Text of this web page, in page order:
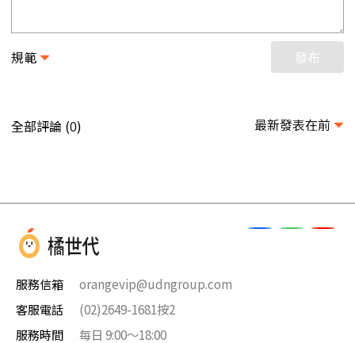
規範 發布
全部評論 (0) 最新發表在前
服務信箱
orangevip@udngroup.com
客服電話
(02)2649-1681按2
服務時間
每日 9:00～18:00